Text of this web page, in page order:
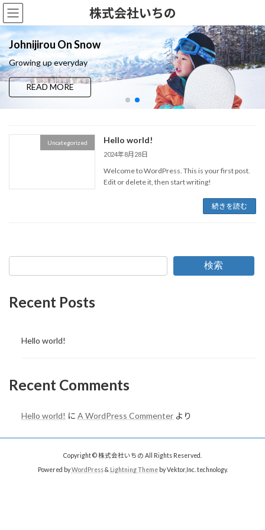
コ
ン
テ
ン
ツ
へ
ス
プ
ナ
ビ
ゲ
ー
シ
ョ
ン
動
株式会社いちの
Johnijirou On Snow
Growing up everyday
READ MORE
Uncategorized Hello world!
2024年8月28日
Welcome to WordPress. This is your first post.
Edit or delete it, then start writing!
続きを読む
検索
Recent Posts
Hello world!
Recent Comments
Hello world! に A WordPress Commenter より
Copyright © 株式会社いちの All Rights Reserved.
Powered byWordPress& Lightning Themeby Vektor,Inc. technology.